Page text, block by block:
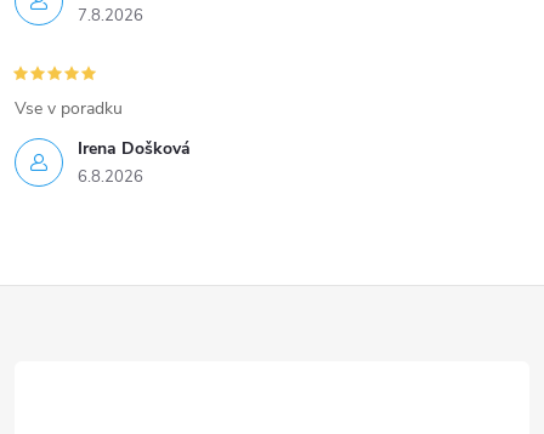
7.8.2026
Irena Došková
6.8.2026
Vse v poradku